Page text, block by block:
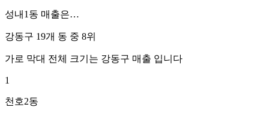
성내1동 매출은…
강동구 19개 동 중 8위
가로 막대 전체 크기는 강동구 매출 입니다
1
천호2동